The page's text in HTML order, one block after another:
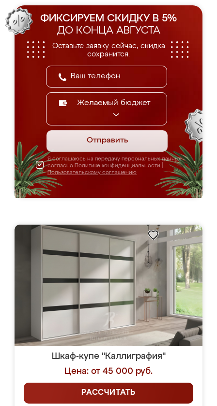
ФИКСИРУЕМ СКИДКУ В 5%
ДО КОНЦА АВГУСТА
Оставьте заявку сейчас, скидка
сохранится.
Желаемый бюджет
Отправить
Я соглашаюсь на передачу персональных данных
согласно Политике конфиденциальности
Пользовательскому соглашению
Шкаф-купе "Каллиграфия"
Цена: от 45 000 руб.
РАССЧИТАТЬ